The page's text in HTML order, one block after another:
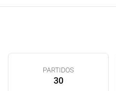
PARTIDOS
30